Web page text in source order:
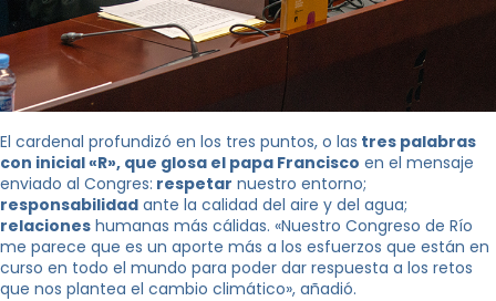
El cardenal profundizó en los tres puntos, o las tres palabras
con inicial «R», que glosa el papa Francisco en el mensaje
enviado al Congres: respetar nuestro entorno;
responsabilidad ante la calidad del aire y del agua;
relaciones humanas más cálidas. «Nuestro Congreso de Río
me parece que es un aporte más a los esfuerzos que están en
curso en todo el mundo para poder dar respuesta a los retos
que nos plantea el cambio climático», añadió.